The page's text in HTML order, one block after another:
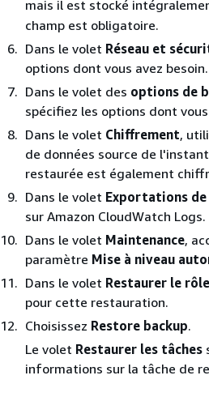
mais il est stocké
champ est obligatoire.
Dans le volet Réseau et
options dont vous avez besoin.
Dans le volet des options de
spécifiez les options dont
Dans le volet Chiffrement,
de données source de
restaurée est également
Dans le volet Exportations de
sur Amazon CloudWatch Logs.
Dans le volet Maintenance,
paramètre Mise à niveau
Dans le volet Restaurer le rôle
pour cette restauration.
Choisissez Restore backup.
Le volet Restaurer les tâches
informations sur la tâche de